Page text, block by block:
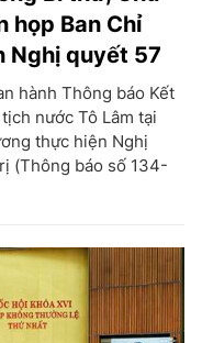
họp Ban Chỉ
Nghị quyết 57
hành Thông báo Kết
nước Tô Lâm tại
thực hiện Nghị
(Thông báo số 134-